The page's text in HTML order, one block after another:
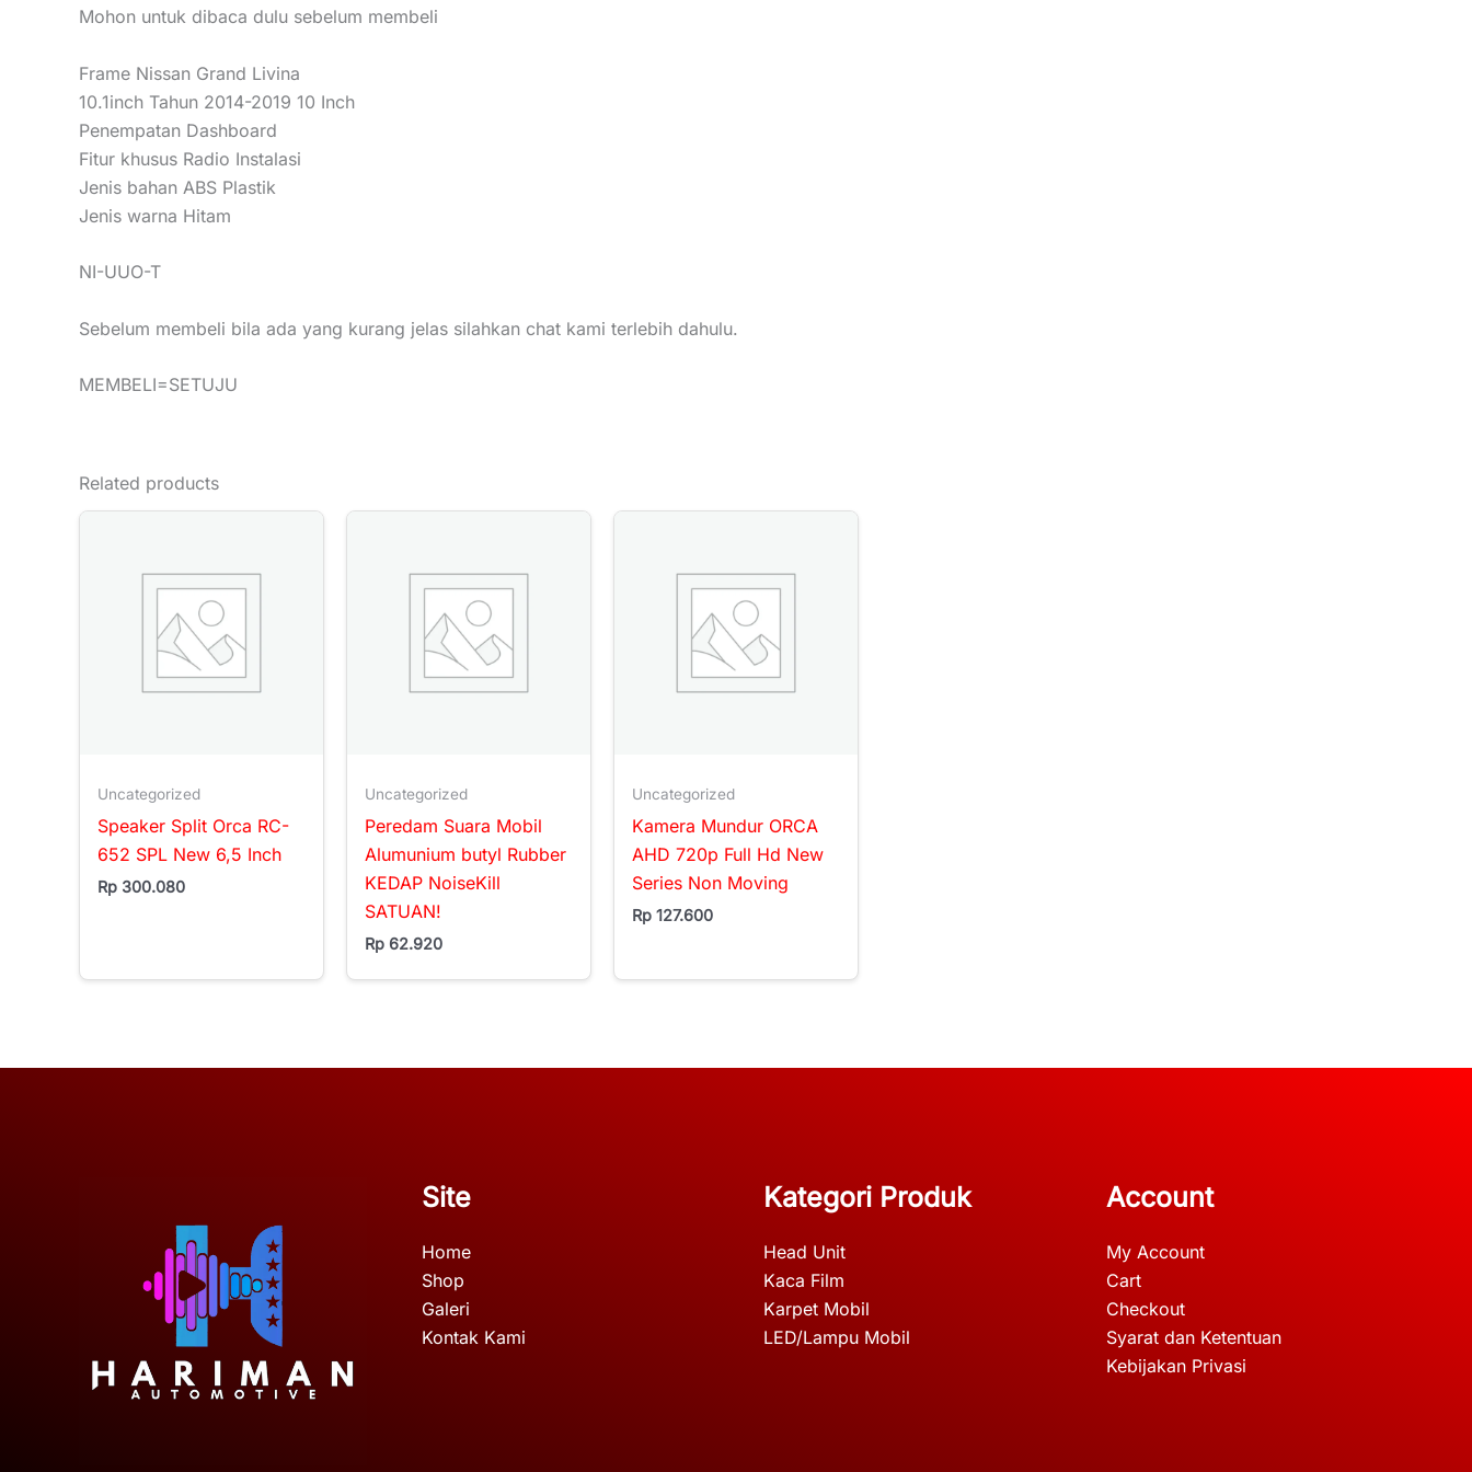
Mohon untuk dibaca dulu sebelum membeli
Frame Nissan Grand Livina
10.1inch Tahun 2014-2019 10 Inch
Penempatan Dashboard
Fitur khusus Radio Instalasi
Jenis bahan ABS Plastik
Jenis warna Hitam
NI-UUO-T
Sebelum membeli bila ada yang kurang jelas silahkan chat kami terlebih dahulu.
MEMBELI=SETUJU
Related products
Uncategorized
Speaker Split Orca RC-
652 SPL New 6,5 Inch
Rp 300.080
Uncategorized
Peredam Suara Mobil
Alumunium butyl Rubber
KEDAP NoiseKill
SATUAN!
Rp 62.920
Uncategorized
Kamera Mundur ORCA
AHD 720p Full Hd New
Series Non Moving
Rp 127.600
Site
Home
Shop
Galeri
Kontak Kami
Kategori Produk
Head Unit
Kaca Film
Karpet Mobil
LED/Lampu Mobil
Account
My Account
Cart
Checkout
Syarat dan Ketentuan
Kebijakan Privasi